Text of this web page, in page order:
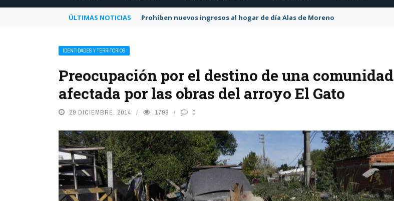
ÚLTIMAS NOTICIAS Prohíben nuevos ingresos al hogar de día Alas de Moreno
IDENTIDADES Y TERRITORIOS
Preocupación por el destino de una comunidad
afectada por las obras del arroyo El Gato
29 DICIEMBRE, 2014 1798 0